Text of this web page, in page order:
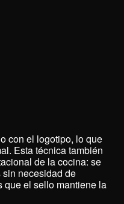
con el logotipo, lo que
Esta técnica también
de la cocina: se
necesidad de
que el sello mantiene la